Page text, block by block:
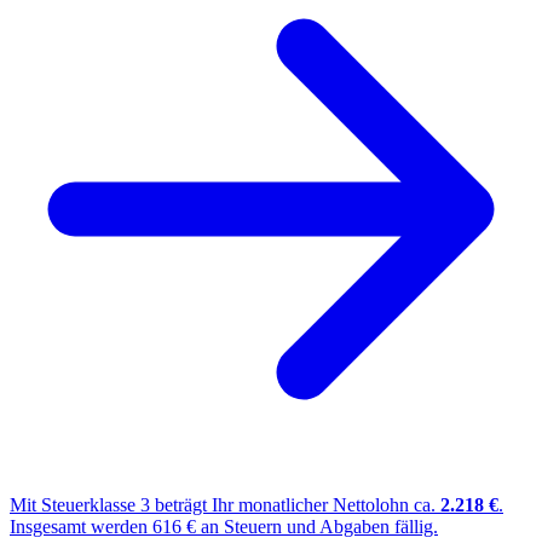
Mit Steuerklasse 3 beträgt Ihr monatlicher Nettolohn ca. 2.218 €.
Insgesamt werden 616 € an Steuern und Abgaben fällig.